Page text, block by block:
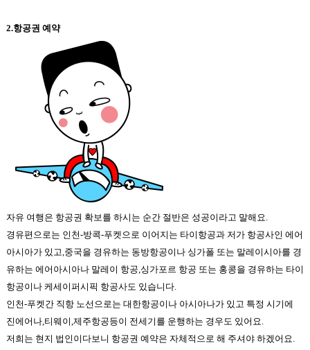
2.항공권 예약
자유 여행은 항공권 확보를 하시는 순간 절반은 성공이라고 말해요.
경유편으로는 인천-방콕-푸켓으로 이어지는 타이항공과 저가 항공사인 에어
아시아가 있고,중국을 경유하는 동방항공이나 싱가폴 또는 말레이시아를 경
유하는 에어아시아나 말레이 항공,싱가포르 항공 또는 홍콩을 경유하는 타이
항공이나 케세이퍼시픽 항공사도 있습니다.
인천-푸켓간 직항 노선으로는 대한항공이나 아시아나가 있고 특정 시기에
진에어나,티웨이,제주항공등이 전세기를 운행하는 경우도 있어요.
저희는 현지 법인이다보니 항공권 예약은 자체적으로 해 주셔야 하겠어요.